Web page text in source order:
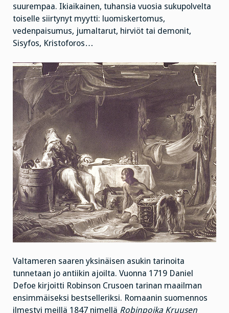
suurempaa. Ikiaikainen, tuhansia vuosia sukupolvelta
toiselle siirtynyt myytti: luomiskertomus,
vedenpaisumus, jumaltarut, hirviöt tai demonit,
Sisyfos, Kristoforos…
Valtameren saaren yksinäisen asukin tarinoita
tunnetaan jo antiikin ajoilta. Vuonna 1719 Daniel
Defoe kirjoitti Robinson Crusoen tarinan maailman
ensimmäiseksi bestselleriksi. Romaanin suomennos
ilmestyi meillä 1847 nimellä Robinpoika Kruusen